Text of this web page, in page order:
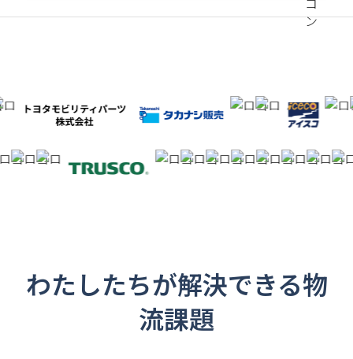
わたしたちが解決できる物
流課題